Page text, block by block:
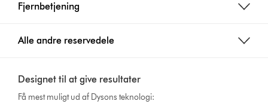
Fjernbetjening
Alle andre reservedele
Designet til at give resultater
Få mest muligt ud af Dysons teknologi: